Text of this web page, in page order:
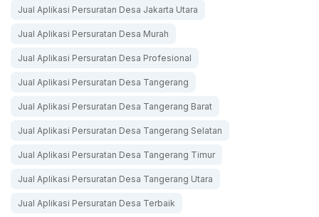
Jual Aplikasi Persuratan Desa Jakarta Utara
Jual Aplikasi Persuratan Desa Murah
Jual Aplikasi Persuratan Desa Profesional
Jual Aplikasi Persuratan Desa Tangerang
Jual Aplikasi Persuratan Desa Tangerang Barat
Jual Aplikasi Persuratan Desa Tangerang Selatan
Jual Aplikasi Persuratan Desa Tangerang Timur
Jual Aplikasi Persuratan Desa Tangerang Utara
Jual Aplikasi Persuratan Desa Terbaik